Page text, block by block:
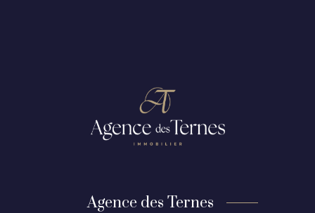
Agence des Ternes